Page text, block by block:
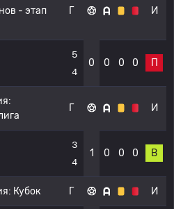
- этап
Г И
5
4
0 0 0 0 П
Г И
3
4
1 0 0 0 В
Кубок Г И